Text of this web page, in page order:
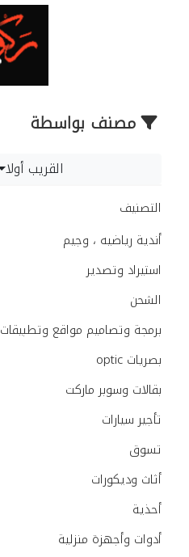
مصنف بواسطة
القريب أولا
التصنيف
أندية رياضيه ، وجيم
استيراد وتصدير
الشحن
برمجة وتصاميم مواقع وتطبيقات
بصريات optic
بقالات وسوبر ماركت
تأجير سيارات
تسوق
أثاث وديكورات
أحذية
أدوات وأجهزة منزلية